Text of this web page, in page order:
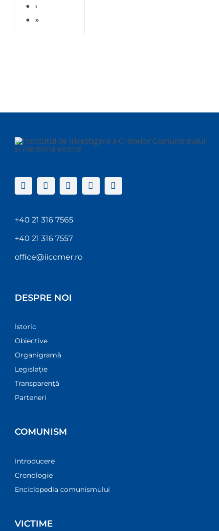
›
»
+40 21 316 7565
+40 21 316 7557
office@iiccmer.ro
DESPRE NOI
Istoric
Obiective
Organigramă
Legislație
Transparenţă
Parteneri
COMUNISM
Introducere
Cronologie
Enciclopedia comunismului
VICTIME